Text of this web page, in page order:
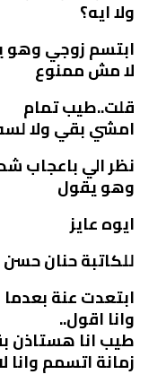
ولا ايه؟
ابتسم زوجي
لا مش ممنوع
قلت..طيب تمام
امشي بقي ولا
نظر الي باعجاب
وهو يقول
ايوه عايز
للكاتبة حنان حسن
ابتعدت عنة
وانا اقول..
طيب انا هستاذن
زمانة اتسمم وانا